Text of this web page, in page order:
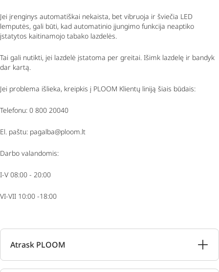
Jei įrenginys automatiškai nekaista, bet vibruoja ir šviečia LED
lemputės, gali būti, kad automatinio įjungimo funkcija neaptiko
įstatytos kaitinamojo tabako lazdelės.
Tai gali nutikti, jei lazdelė įstatoma per greitai. Išimk lazdelę ir bandyk
dar kartą.
Jei problema išlieka, kreipkis į PLOOM Klientų liniją šiais būdais:
Telefonu: 0 800 20040
El. paštu: pagalba@ploom.lt
Darbo valandomis:
I-V 08:00 - 20:00
VI-VII 10:00 -18:00
Atrask PLOOM